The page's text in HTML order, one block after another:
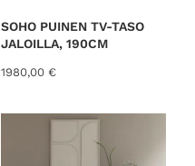
SOHO PUINEN TV-TASO
JALOILLA, 190CM
1980,00 €